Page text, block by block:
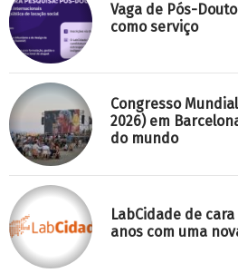
Vaga de Pós-
como serviço
Congresso
2026) em
do mundo
LabCidade de
anos com uma